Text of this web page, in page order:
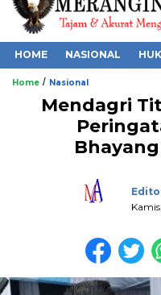
HOME NASIONAL
Home / Nasional
Mendagri